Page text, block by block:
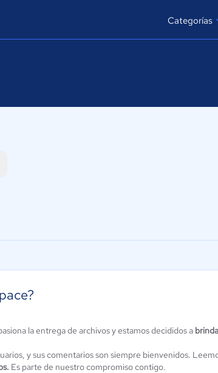
Categorías
4.5 / 5
la entrega de archivos y estamos decididos a
y sus comentarios son siempre bienvenidos.
Es parte de nuestro compromiso contigo.